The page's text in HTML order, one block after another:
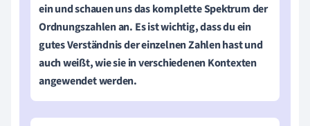
ein und schauen uns das komplette Spektrum der
Ordnungszahlen an. Es ist wichtig, dass du ein
gutes Verständnis der einzelnen Zahlen hast und
auch weißt, wie sie in verschiedenen Kontexten
angewendet werden.